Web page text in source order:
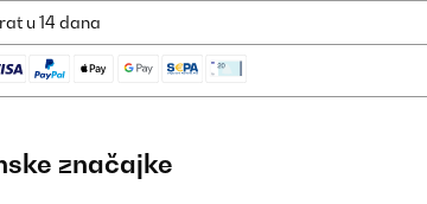
u 14 dana
značajke